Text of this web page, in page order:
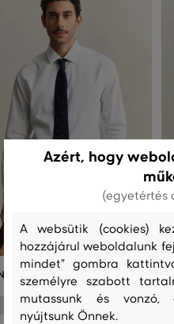
REG POPLIN DRESS SHIRT
81 990 Ft
57 390 Ft
Azért, hogy
(egyetértés
A websütik (cookies)
hozzájárul weboldalunk
mindet" gombra
személyre szabott
mutassunk és vonzó,
nyújtsunk Önnek.